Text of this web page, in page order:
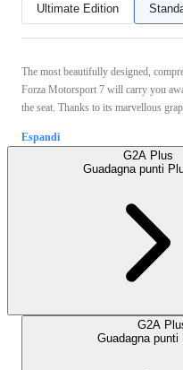
Ultimate Edition
The most beautifully designed,
Forza Motorsport 7 will carry you
the seat. Thanks to its marvellous
Espandi
G2A Plus
Guadagna punti
G2A
Guadagna punti